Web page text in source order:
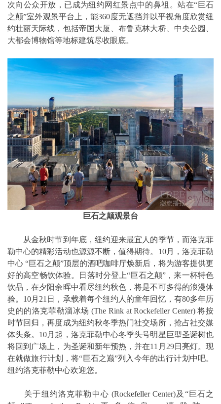
次向公众开放，已成为纽约网红景点中的鼻祖。站在“巨石
之颠”室外观景平台上，能360度无遮挡并以平视角度欣赏纽
约壮丽天际线，包括帝国大厦、布鲁克林大桥、中央公园、
大都会博物馆等地标建筑尽收眼底。
巨石之颠观景台
从金秋时节到年底，纽约迎来最宜人的季节，而洛克菲
勒中心的精彩活动也源源不断，值得期待。10月，洛克菲勒
中心 “巨石之颠”顶层的酒吧咖啡厅焕新后，将为游客提供更
好的高空畅饮体验。日落时分登上“巨石之颠”，来一杯特色
饮品，在夕阳余晖中看尽纽约秋色，将是不可多得的浪漫体
验。10月21日，承载着每个纽约人的童年回忆，有80多年历
史的的洛克菲勒溜冰场 (The Rink at Rockefeller Center) 将按
时节回归，再度成为纽约秋冬季热门社交场所，抢占社交媒
体头条。10月起，洛克菲勒中心冬季头号明星巨型圣诞树也
将回到广场上，为圣诞和新年预热，并在11月29日亮灯。现
在就做旅行计划，将“巨石之巅”列入今年的出行计划中吧。
纽约洛克菲勒中心欢迎您。
关于纽约洛克菲勒中心 (Rockefeller Center)及“巨石之